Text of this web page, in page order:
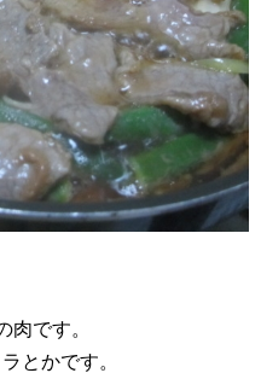
肉です。
とかです。